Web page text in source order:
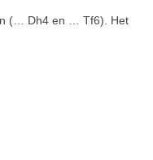
(… Dh4 en … Tf6). Het